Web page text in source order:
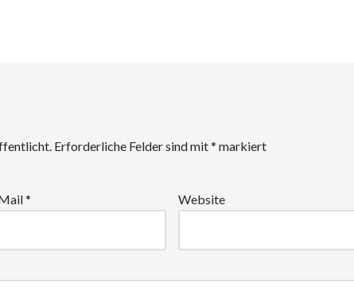
Erforderliche Felder sind mit* markiert
* Website